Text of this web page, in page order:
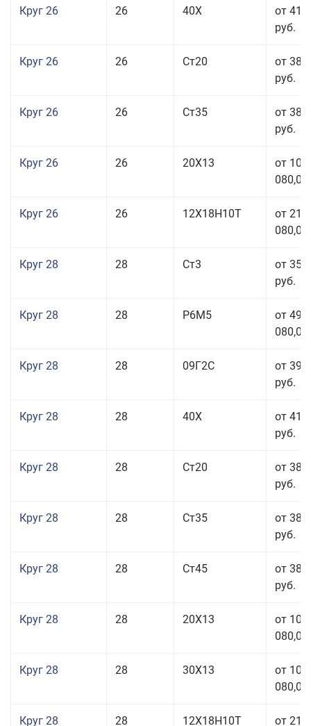
Круг 26 26 40Х
от 41
руб.
Круг 26 26 Ст20
от 38
руб.
Круг 26 26 Ст35
от 38
руб.
Круг 26 26 20Х13
от 103
080,00
Круг 26 26 12Х18Н10Т
от 210
080,00
Круг 28 28 Ст3
от 35
руб.
Круг 28 28 Р6М5
от 499
080,00
Круг 28 28 09Г2С
от 39
руб.
Круг 28 28 40Х
от 41
руб.
Круг 28 28 Ст20
от 38
руб.
Круг 28 28 Ст35
от 38
руб.
Круг 28 28 Ст45
от 38
руб.
Круг 28 28 20Х13
от 103
080,00
Круг 28 28 30Х13
от 103
080,00
Круг 28 28 12Х18Н10Т
от 210